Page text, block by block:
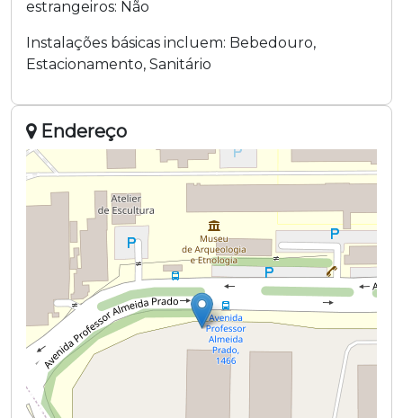
estrangeiros: Não
Instalações básicas incluem: Bebedouro,
Estacionamento, Sanitário
Endereço